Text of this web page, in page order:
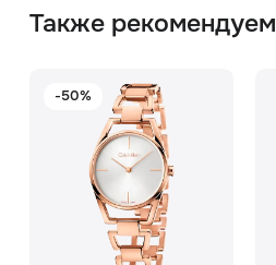
Также рекомендуем
-50%